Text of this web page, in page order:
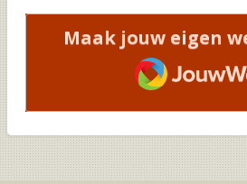
Maak jouw eigen
JouwWeb